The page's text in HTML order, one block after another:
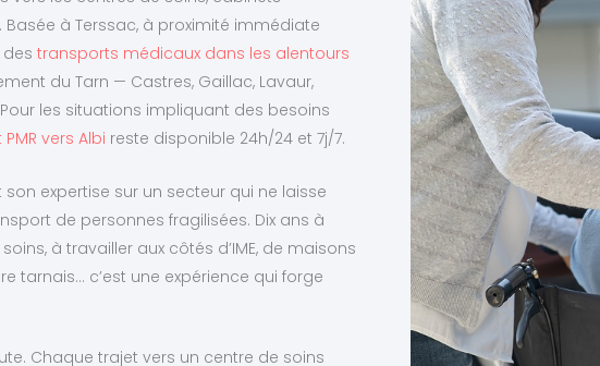
à Terssac, à proximité immédiate
transports médicaux dans les alentours
du Tarn — Castres, Gaillac, Lavaur,
les situations impliquant des besoins
vers Albi reste disponible 24h/24 et 7j/7.
son expertise sur un secteur qui ne laisse
de personnes fragilisées. Dix ans à
à travailler aux côtés d’IME, de maisons
tarnais… c’est une expérience qui forge
Chaque trajet vers un centre de soins